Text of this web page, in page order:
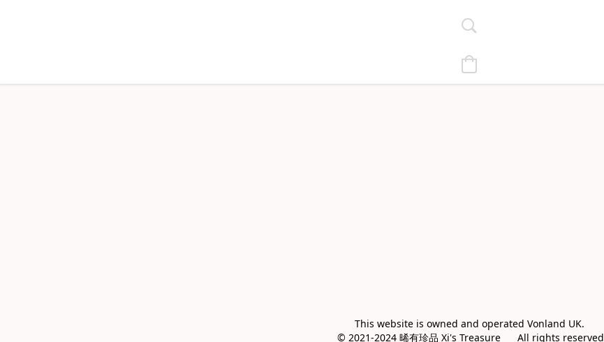
This website is owned and operated Vonland UK.
© 2021-2024 晞有珍品 Xi's Treasure      All rights reserved